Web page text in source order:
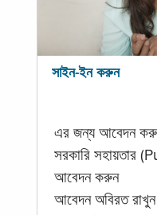
সাইন-ইন করুন
এর জন্য আবেদন
সরকারি সহায়তার
আবেদন করুন
আবেদন অবিরত রাখুন